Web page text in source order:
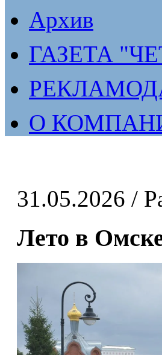
Архив
ГАЗЕТА
О
31.05.2026 /
Лето в